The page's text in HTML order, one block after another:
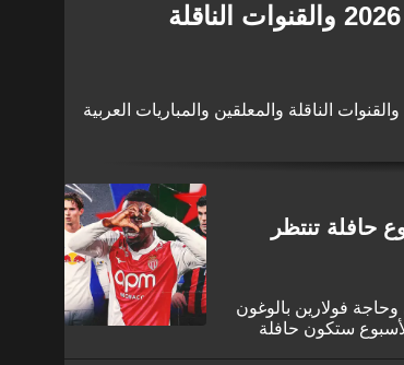
جدول مباريات اليوم الأحد 3 مايو 2026 والقنوات الناقلة
حافلة تنتظر
فولارين بالوغون
ستكون حافلة